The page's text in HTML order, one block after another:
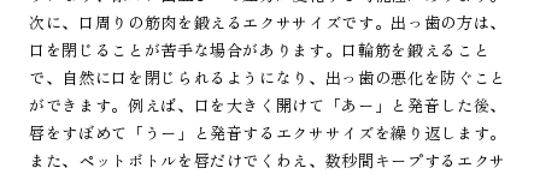
次に、口周りの筋肉を鍛えるエクササイズです。出っ歯の方は、
口を閉じることが苦手な場合があります。口輪筋を鍛えること
で、自然に口を閉じられるようになり、出っ歯の悪化を防ぐこと
ができます。例えば、口を大きく開けて「あー」と発音した後、
唇をすぼめて「うー」と発音するエクササイズを繰り返します。
また、ペットボトルを唇だけでくわえ、数秒間キープするエクサ